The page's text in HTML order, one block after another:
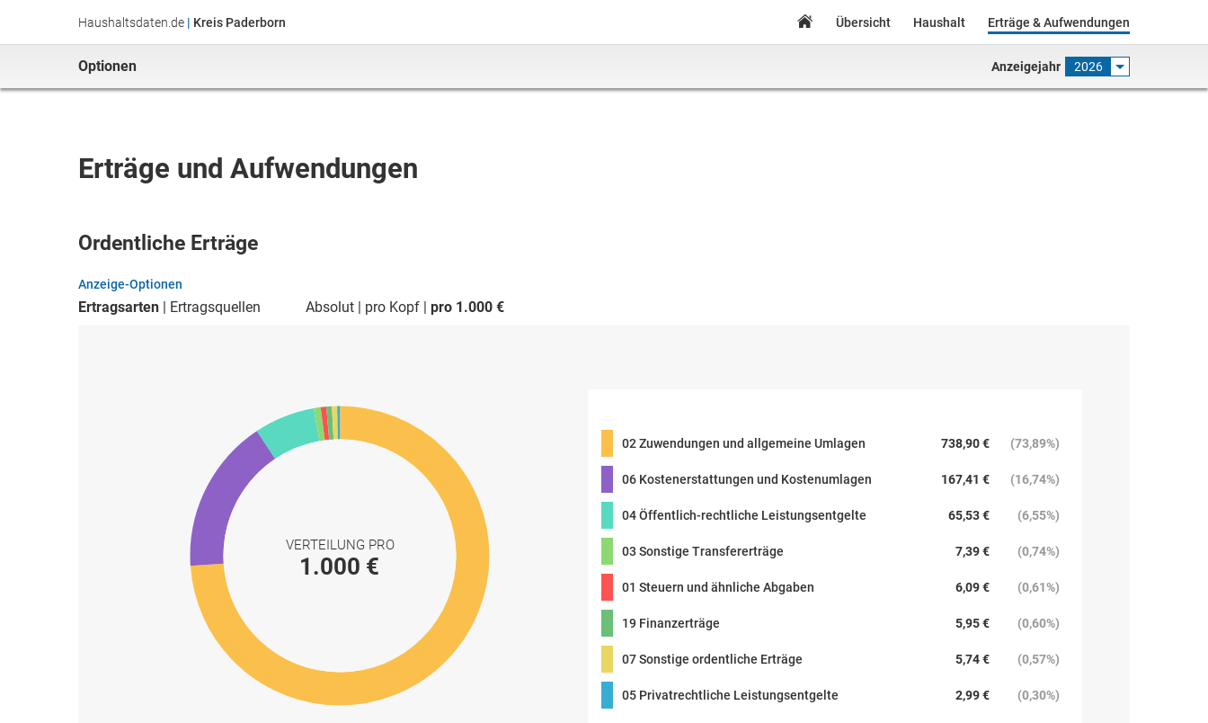
Haushaltsdaten.de | Kreis Paderborn Übersicht Haushalt Erträge & Aufwendungen
Optionen Anzeigejahr 2026
Erträge und Aufwendungen
Ordentliche Erträge
Anzeige-Optionen
Ertragsarten Ertragsquellen Absolut pro Kopf pro 1.000 €
VERTEILUNG PRO
1.000 €
02 Zuwendungen und allgemeine Umlagen 738,90 € (73,89%)
06 Kostenerstattungen und Kostenumlagen 167,41 € (16,74%)
04 Öffentlich-rechtliche Leistungsentgelte 65,53 € (6,55%)
03 Sonstige Transfererträge 7,39 € (0,74%)
01 Steuern und ähnliche Abgaben 6,09 € (0,61%)
19 Finanzerträge 5,95 € (0,60%)
07 Sonstige ordentliche Erträge 5,74 € (0,57%)
05 Privatrechtliche Leistungsentgelte 2,99 € (0,30%)